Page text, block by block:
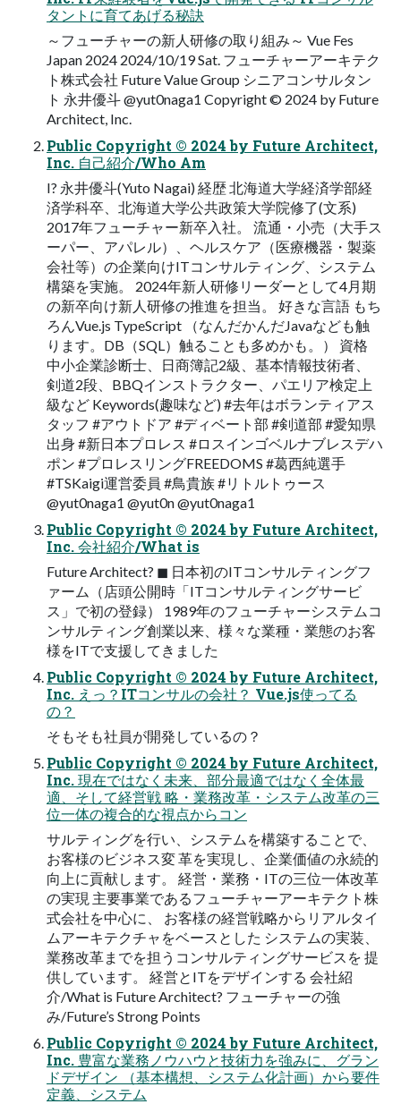
タントに育てあげる秘訣
～フューチャーの新人研修の取り組み～ Vue Fes
Japan 2024 2024/10/19 Sat. フューチャーアーキテク
ト株式会社 Future Value Group シニアコンサルタン
ト 永井優斗 @yut0naga1 Copyright ©︎ 2024 by Future
Architect, Inc.
Public Copyright ©︎ 2024 by Future Architect,
Inc. 自己紹介/Who Am
I? 永井優斗(Yuto Nagai) 経歴 北海道大学経済学部経
済学科卒、北海道大学公共政策大学院修了(文系)
2017年フューチャー新卒入社。 流通・小売（大手ス
ーパー、アパレル）、ヘルスケア（医療機器・製薬
会社等）の企業向けITコンサルティング、システム
構築を実施。 2024年新人研修リーダーとして4月期
の新卒向け新人研修の推進を担当。 好きな言語 もち
ろんVue.js TypeScript （なんだかんだJavaなども触
ります。DB（SQL）触ることも多めかも。） 資格
中小企業診断士、日商簿記2級、基本情報技術者、
剣道2段、BBQインストラクター、パエリア検定上
級など Keywords(趣味など) #去年はボランティアス
タッフ #アウトドア #ディベート部 #剣道部 #愛知県
出身 #新日本プロレス #ロスインゴベルナブレスデハ
ポン #プロレスリングFREEDOMS #葛西純選手
#TSKaigi運営委員 #鳥貴族 #リトルトゥース
@yut0naga1 @yut0n @yut0naga1
Public Copyright ©︎ 2024 by Future Architect,
Inc. 会社紹介/What is
Future Architect? ◼ 日本初のITコンサルティングフ
ァーム（店頭公開時「ITコンサルティングサービ
ス」で初の登録） 1989年のフューチャーシステムコ
ンサルティング創業以来、様々な業種・業態のお客
様をITで支援してきました
Public Copyright ©︎ 2024 by Future Architect,
Inc. えっ？ITコンサルの会社？ Vue.js使ってる
の？
そもそも社員が開発しているの？
Public Copyright ©︎ 2024 by Future Architect,
Inc. 現在ではなく未来、部分最適ではなく全体最
適、そして経営戦 略・業務改革・システム改革の三
位一体の複合的な視点からコン
サルティングを行い、システムを構築することで、
お客様のビジネス変 革を実現し、企業価値の永続的
向上に貢献します。 経営・業務・ITの三位一体改革
の実現 主要事業であるフューチャーアーキテクト株
式会社を中心に、 お客様の経営戦略からリアルタイ
ムアーキテクチャをベースとした システムの実装、
業務改革までを担うコンサルティングサービスを 提
供しています。 経営とITをデザインする 会社紹
介/What is Future Architect? フューチャーの強
み/Future’s Strong Points
Public Copyright ©︎ 2024 by Future Architect,
Inc. 豊富な業務ノウハウと技術力を強みに、グラン
ドデザイン （基本構想、システム化計画）から要件
定義、システム